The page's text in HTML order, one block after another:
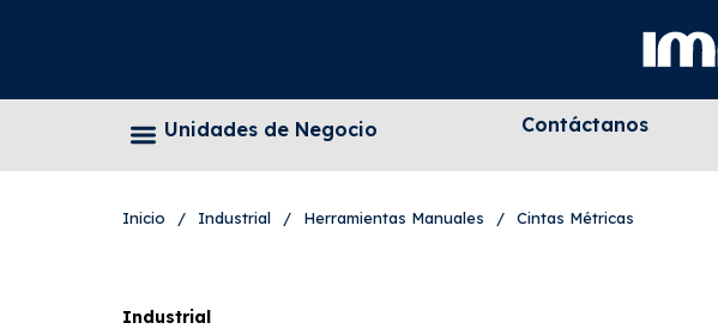
Unidades de Negocio Contáctanos
Inicio / Industrial / Herramientas Manuales / Cintas Métricas
Industrial